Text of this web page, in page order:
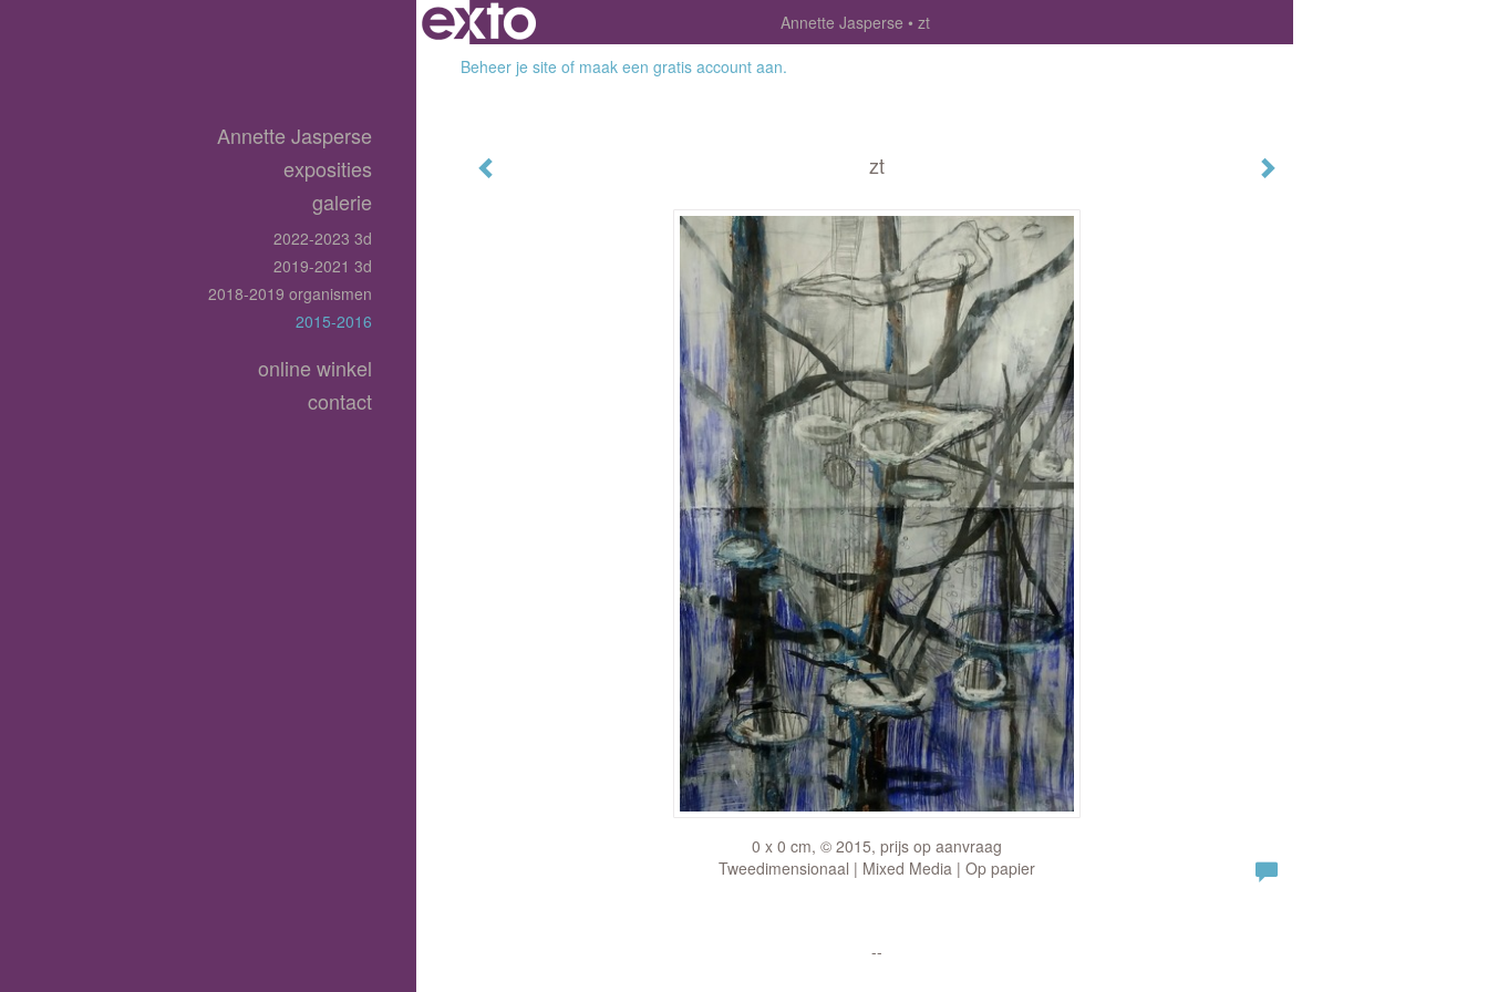
Annette Jasperse
zt
Beheer je site of maak een gratis account aan.
zt
0 x 0 cm, © 2015, prijs op aanvraag
Tweedimensionaal | Mixed Media | Op papier
--
Annette Jasperse
exposities
galerie
2022-2023 3d
2019-2021 3d
2018-2019 organismen
2015-2016
online winkel
contact